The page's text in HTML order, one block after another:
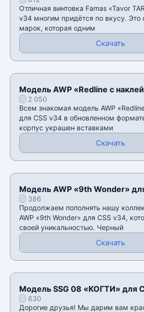
Отличная винтовка Famas «Tavor
v34 многим придëтся по вкусу. Это
марок, которая одним
Скачать
Модель AWP «Redline с
CSS v34
2 050
Всем знакомая модель AWP
для CSS v34 в обновленном
корпус украшен вставками
Скачать
Модель AWP «9th Wonder»
386
Продолжаем пополнять нашу
AWP «9th Wonder» для CSS v34,
своей уникальностью. Черный
Скачать
Модель SSG 08 «КОГТИ» для
630
Дорогие друзья! Мы дарим вам